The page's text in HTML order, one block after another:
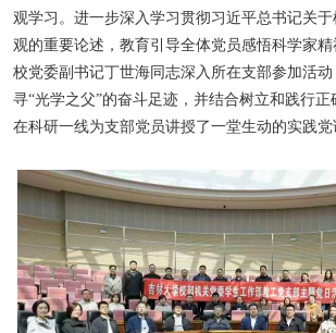
观学习。进一步深入学习贯彻习近平总书记关
观的重要论述，教育引导全体党员感悟科学家精
校党委副书记丁世海同志深入所在支部参加活动
寻“光学之父”的奋斗足迹，并结合树立和践行正
在科研一线为支部党员讲授了一堂生动的实践党